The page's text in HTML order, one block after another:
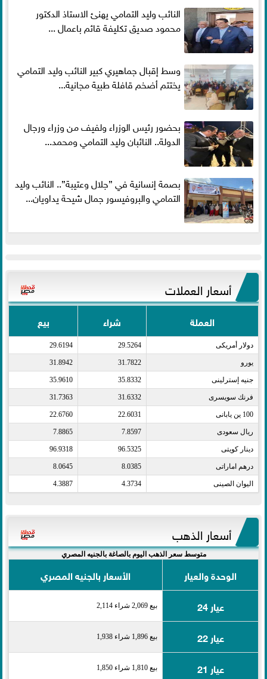
النائب وليد التمامي يهنئ الاستاذ الدكتور
محمود صديق تكليفة قائم باعمال ...
وسط إقبال جماهيري كبير النائب وليد التمامي
يختتم أضخم قافلة طبية مجانية...
بحضور رئيس الوزراء ولفيف من وزراء ورجال
الدولة.. النائبان وليد التمامي ومحمد...
بصمة إنسانية في ”جلال وعتيبة”.. النائب وليد
التمامي والبروفيسور جمال شيحة يداويان...
أسعار العملات
العملة شراء بيع
دولار أمريكى​ 29.5264
29.6194
يورو​ 31.7822
31.8942
جنيه إسترلينى​ 35.8332
35.9610
فرنك سويسرى​ 31.6332
31.7363
100 ين يابانى​ 22.6031
22.6760
ريال سعودى​ 7.8597
7.8865
دينار كويتى​ 96.5325
96.9318
درهم اماراتى​ 8.0385
8.0645
اليوان الصينى​ 4.3734
4.3887
أسعار الذهب
متوسط سعر الذهب اليوم بالصاغة بالجنيه المصري
الوحدة والعيار
الأسعار بالجنيه المصري
عيار 24
بيع 2,069 شراء 2,114
عيار 22 بيع 1,896 شراء 1,938
عيار 21 بيع 1,810 شراء 1,850